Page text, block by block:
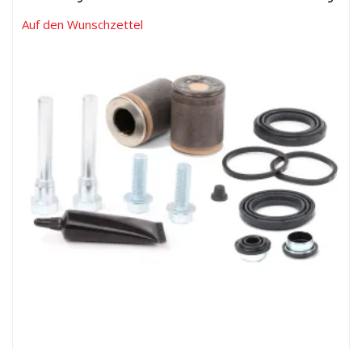
Auf den Wunschzettel